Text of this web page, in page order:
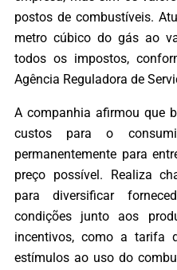
postos de combustíveis.
metro cúbico do gás ao
todos os impostos,
Agência Reguladora de
A companhia afirmou que
custos para o
permanentemente para
preço possível. Realiza
para diversificar
condições junto aos
incentivos, como a tarifa
estímulos ao uso do